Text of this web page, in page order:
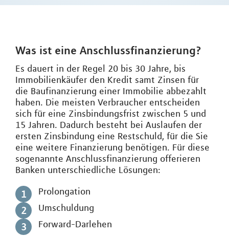
Was ist eine Anschlussfinanzierung?
Es dauert in der Regel 20 bis 30 Jahre, bis
Immobilienkäufer den Kredit samt Zinsen für
die Baufinanzierung einer Immobilie abbezahlt
haben. Die meisten Verbraucher entscheiden
sich für eine Zinsbindungsfrist zwischen 5 und
15 Jahren. Dadurch besteht bei Auslaufen der
ersten Zinsbindung eine Restschuld, für die Sie
eine weitere Finanzierung benötigen. Für diese
sogenannte Anschlussfinanzierung offerieren
Banken unterschiedliche Lösungen:
Prolongation
Umschuldung
Forward-Darlehen